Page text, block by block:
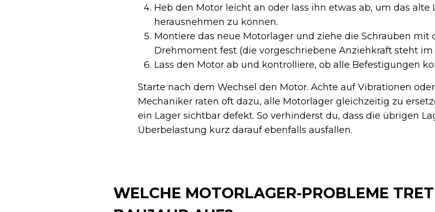
Heb den Motor leicht an oder lass ihn etwas ab, um das alte
herausnehmen zu können.
Montiere das neue Motorlager und ziehe die Schrauben mit
Drehmoment fest (die vorgeschriebene Anziehkraft steht im
Lass den Motor ab und kontrolliere, ob alle Befestigungen
Starte nach dem Wechsel den Motor. Achte auf Vibrationen oder
Mechaniker raten oft dazu, alle Motorlager gleichzeitig zu
ein Lager sichtbar defekt. So verhinderst du, dass die übrigen
Überbelastung kurz darauf ebenfalls ausfallen.
WELCHE MOTORLAGER-PROBLEME